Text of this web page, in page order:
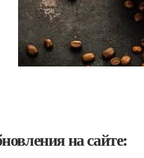
на сайте: